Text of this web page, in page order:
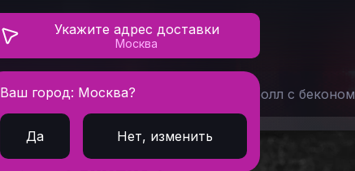
Укажите адрес доставки
Москва
Ваш город: Москва?
Да Нет, изменить
Главная Роллы Запеченный ролл с беконом